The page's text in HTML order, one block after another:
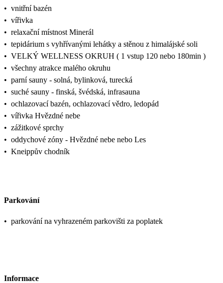
• vnitřní bazén
• vířivka
• relaxační místnost Minerál
• tepidárium s vyhřívanými lehátky a stěnou z himalájské soli
• VELKÝ WELLNESS OKRUH ( 1 vstup 120 nebo 180min )
• všechny atrakce malého okruhu
• parní sauny - solná, bylinková, turecká
• suché sauny - finská, švédská, infrasauna
• ochlazovací bazén, ochlazovací vědro, ledopád
• vířivka Hvězdné nebe
• zážitkové sprchy
• oddychové zóny - Hvězdné nebe nebo Les
• Kneippův chodník
Parkování
• parkování na vyhrazeném parkovišti za poplatek
Informace